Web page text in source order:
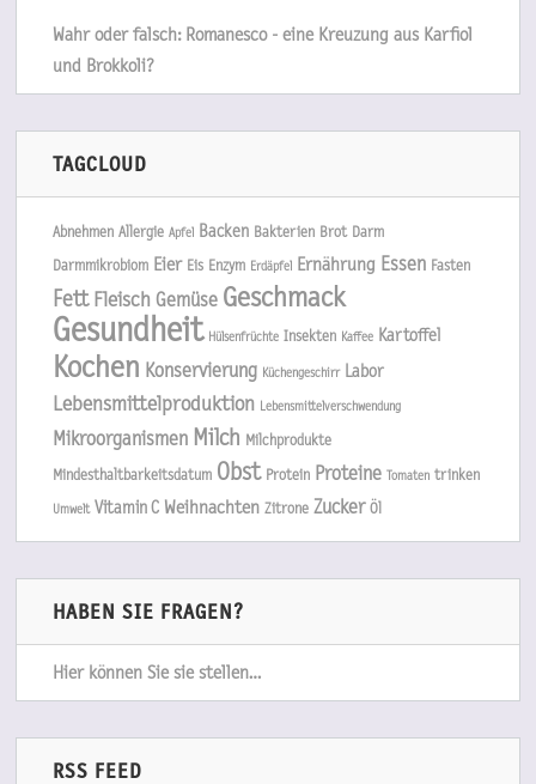
Wahr oder falsch: Romanesco - eine Kreuzung aus Karfiol
und Brokkoli?
TAGCLOUD
Abnehmen Allergie Apfel Backen Bakterien Brot Darm
Darmmikrobiom Eier Eis Enzym Erdäpfel Ernährung Essen Fasten
Fett Fleisch Gemüse Geschmack
Gesundheit Hülsenfrüchte Insekten Kaffee Kartoffel
Kochen Konservierung Küchengeschirr Labor
Lebensmittelproduktion Lebensmittelverschwendung
Mikroorganismen Milch Milchprodukte
Mindesthaltbarkeitsdatum Obst Protein Proteine Tomaten trinken
Umwelt Vitamin C Weihnachten Zitrone Zucker Öl
HABEN SIE FRAGEN?
Hier können Sie sie stellen…
RSS FEED